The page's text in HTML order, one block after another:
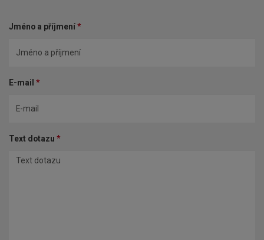
Jméno a příjmení*
E-mail *
Text dotazu *